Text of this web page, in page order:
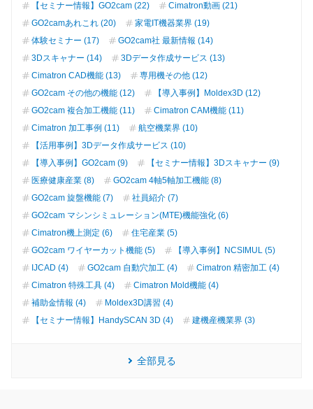
【セミナー情報】GO2cam (22)
Cimatron動画 (21)
GO2camあれこれ (20)
家電IT機器業界 (19)
体験セミナー (17)
GO2cam社 最新情報 (14)
3Dスキャナー (14)
3Dデータ作成サービス (13)
Cimatron CAD機能 (13)
専用機その他 (12)
GO2cam その他の機能 (12)
【導入事例】Moldex3D (12)
GO2cam 複合加工機能 (11)
Cimatron CAM機能 (11)
Cimatron 加工事例 (11)
航空機業界 (10)
【活用事例】3Dデータ作成サービス (10)
【導入事例】GO2cam (9)
【セミナー情報】3Dスキャナー (9)
医療健康産業 (8)
GO2cam 4軸5軸加工機能 (8)
GO2cam 旋盤機能 (7)
社員紹介 (7)
GO2cam マシンシミュレーション(MTE)機能強化 (6)
Cimatron機上測定 (6)
住宅産業 (5)
GO2cam ワイヤーカット機能 (5)
【導入事例】NCSIMUL (5)
IJCAD (4)
GO2cam 自動穴加工 (4)
Cimatron 精密加工 (4)
Cimatron 特殊工具 (4)
Cimatron Mold機能 (4)
補助金情報 (4)
Moldex3D講習 (4)
【セミナー情報】HandySCAN 3D (4)
建機産機業界 (3)
全部見る